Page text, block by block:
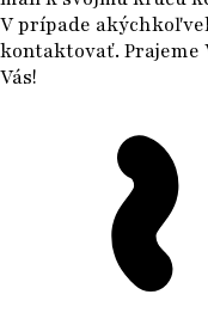
V prípade
kontaktovať. Prajeme
Vás!